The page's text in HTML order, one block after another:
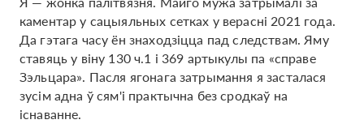
каментар у сацыяльных сетках у верасні 2021 года.
Да гэтага часу ён знаходзіцца пад следствам. Яму
ставяць у віну 130 ч.1 і 369 артыкулы па «справе
Зэльцара». Пасля ягонага затрымання я засталася
зусім адна ў сям'і практычна без сродкаў на
існаванне.